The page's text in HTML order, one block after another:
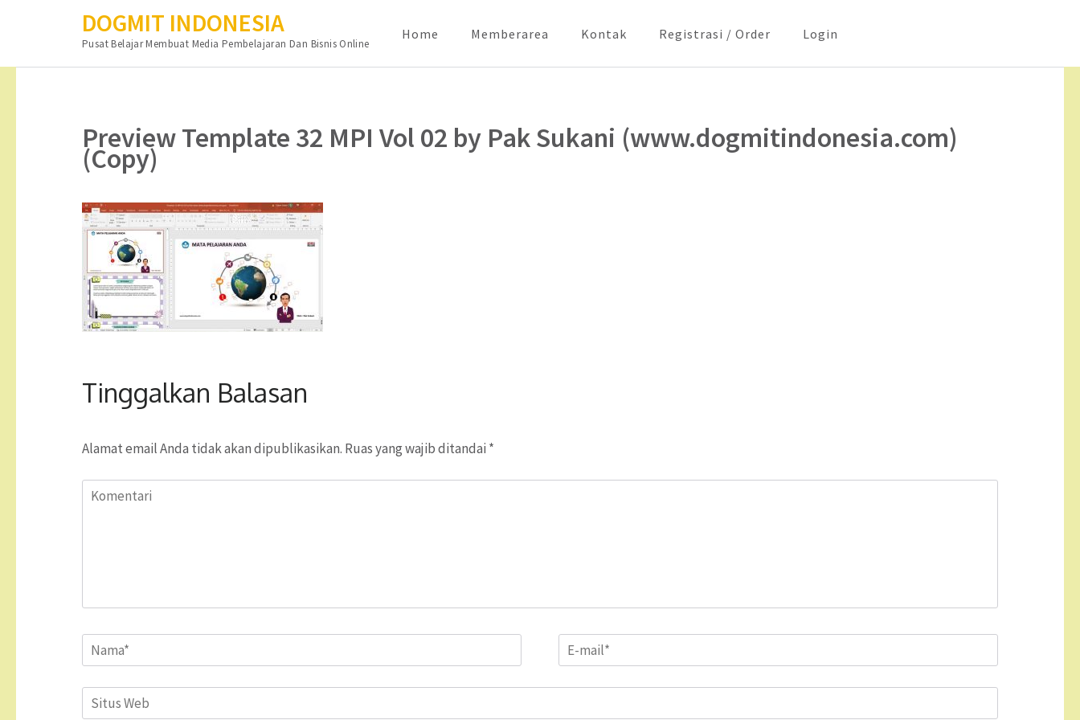
DOGMIT INDONESIA
Pusat Belajar Membuat Media Pembelajaran Dan Bisnis Online
Home Memberarea Kontak Registrasi / Order Login
Preview Template 32 MPI Vol 02 by Pak Sukani (www.dogmitindonesia.com)
(Copy)
Tinggalkan Balasan
Alamat email Anda tidak akan dipublikasikan. Ruas yang wajib ditandai *
Komentari
Name* Email*
Situs